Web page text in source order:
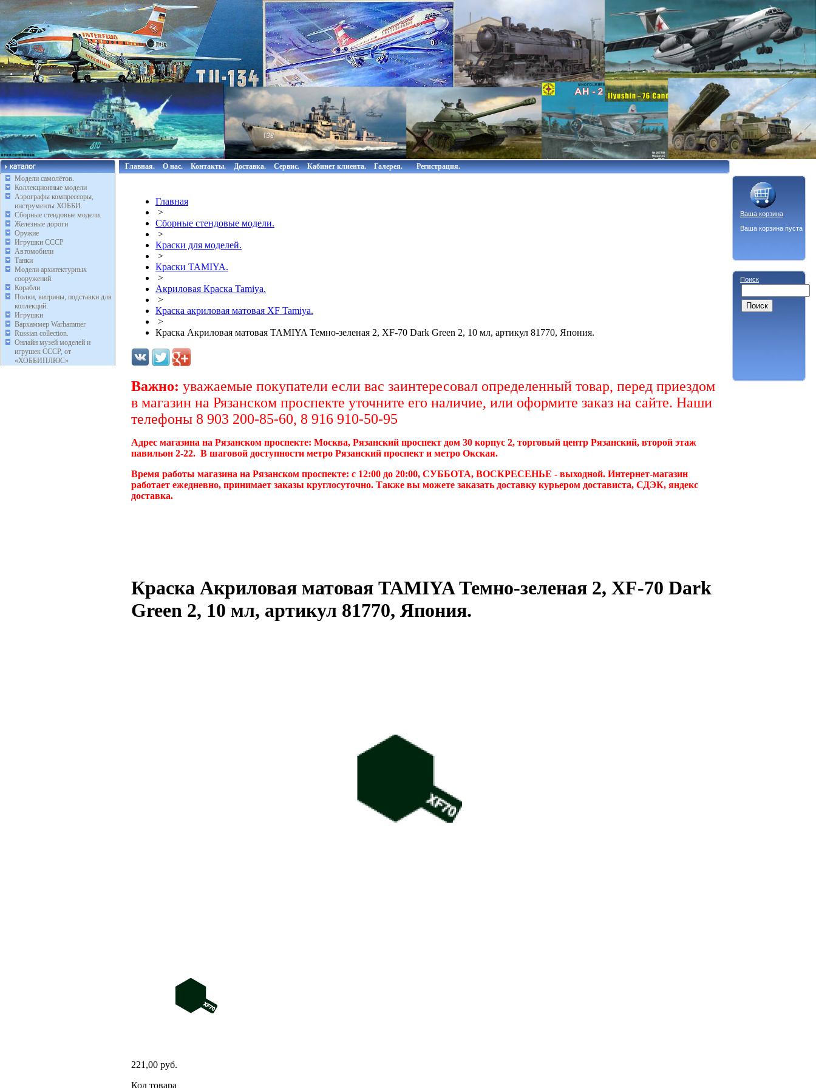
Модели самолётов.
Коллекционные модели
Аэрографы компрессоры,
инструменты ХОББИ.
Сборные стендовые модели.
Железные дороги
Оружие
Игрушки СССР
Автомобили
Танки
Модели архитектурных
сооружений.
Корабли
Полки, витрины, подставки для
коллекций.
Игрушки
Вархаммер Warhammer
Russian collection.
Онлайн музей моделей и
игрушек СССР, от
«ХОББИПЛЮС»
Главная. О нас. Контакты. Доставка. Сервис. Кабинет клиента. Галерея. Регистрация.
Главная
>
Сборные стендовые модели.
>
Краски для моделей.
>
Краски TAMIYA.
>
Акриловая Краска Tamiya.
>
Краска акриловая матовая XF Tamiya.
>
Краска Акриловая матовая TAMIYA Темно-зеленая 2, XF-70 Dark Green 2, 10 мл, артикул 81770, Япония.
Важно: уважаемые покупатели если вас заинтересовал определенный товар, перед приездом
в магазин на Рязанском проспекте уточните его наличие, или оформите заказ на сайте. Наши
телефоны 8 903 200-85-60, 8 916 910-50-95
Адрес магазина на Рязанском проспекте: Москва, Рязанский проспект дом 30 корпус 2, торговый центр Рязанский, второй этаж
павильон 2-22. В шаговой доступности метро Рязанский проспект и метро Окская.
Время работы магазина на Рязанском проспекте: с 12:00 до 20:00, СУББОТА, ВОСКРЕСЕНЬЕ - выходной. Интернет-магазин
работает ежедневно, принимает заказы круглосуточно. Также вы можете заказать доставку курьером достависта, СДЭК, яндекс
доставка.
Краска Акриловая матовая TAMIYA Темно-зеленая 2, XF-70 Dark
Green 2, 10 мл, артикул 81770, Япония.
221,00 руб.
Код товара
Ваша корзина
Ваша корзина пуста
Поиск